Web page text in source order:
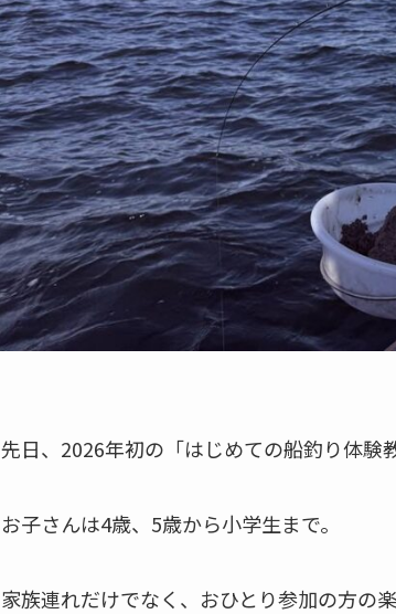
先日、2026年初の「はじめての船釣り体験
お子さんは4歳、5歳から小学生まで。
家族連れだけでなく、おひとり参加の方の